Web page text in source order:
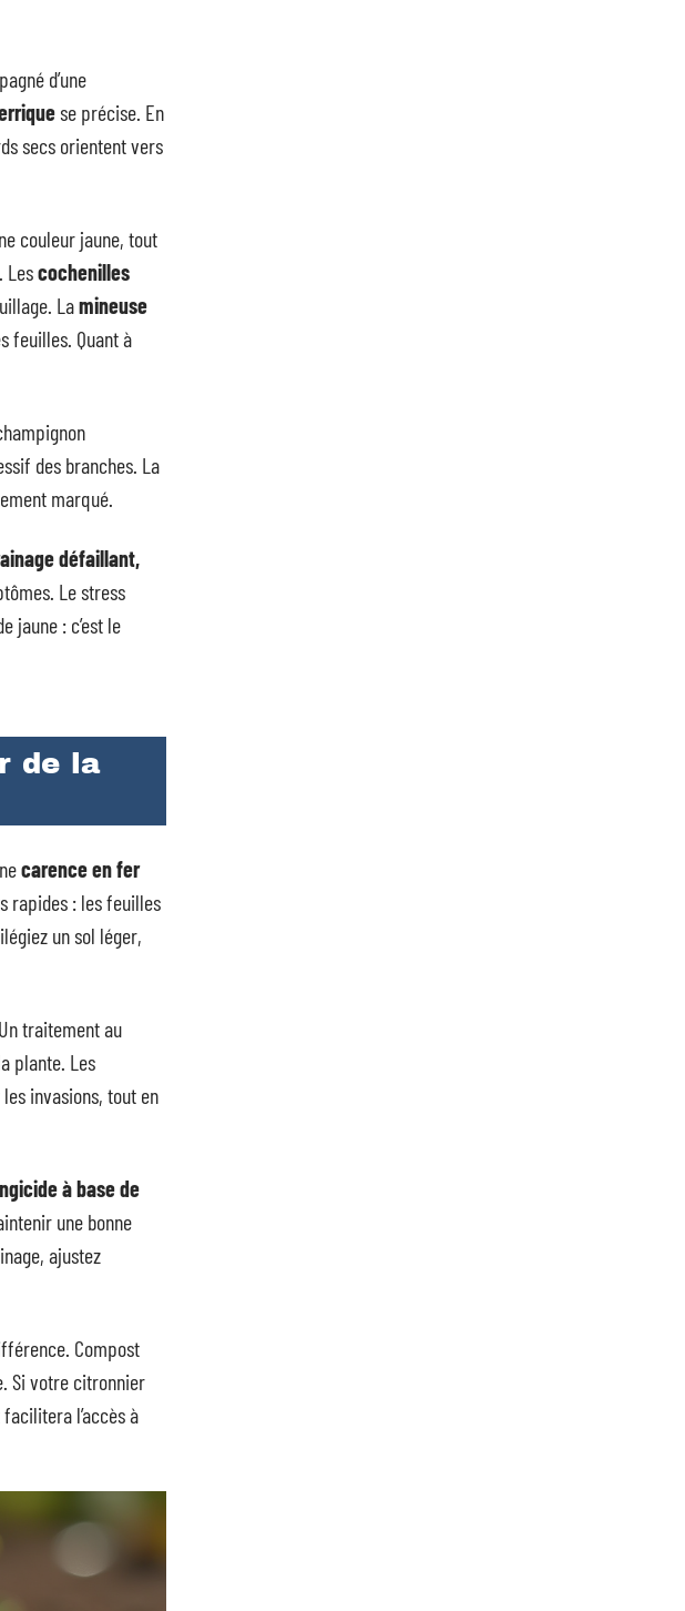
d’une
se précise. En
secs orientent vers
couleur jaune, tout
Lescochenilles
Lamineuse
feuilles. Quant à
des branches. La
marqué.
défaillant,
Le stress
jaune : c’est le
de la
carence en fer
rapides : les feuilles
un sol léger,
traitement au
plante. Les
invasions, tout en
à base de
une bonne
ajustez
Compost
Si votre citronnier
l’accès à